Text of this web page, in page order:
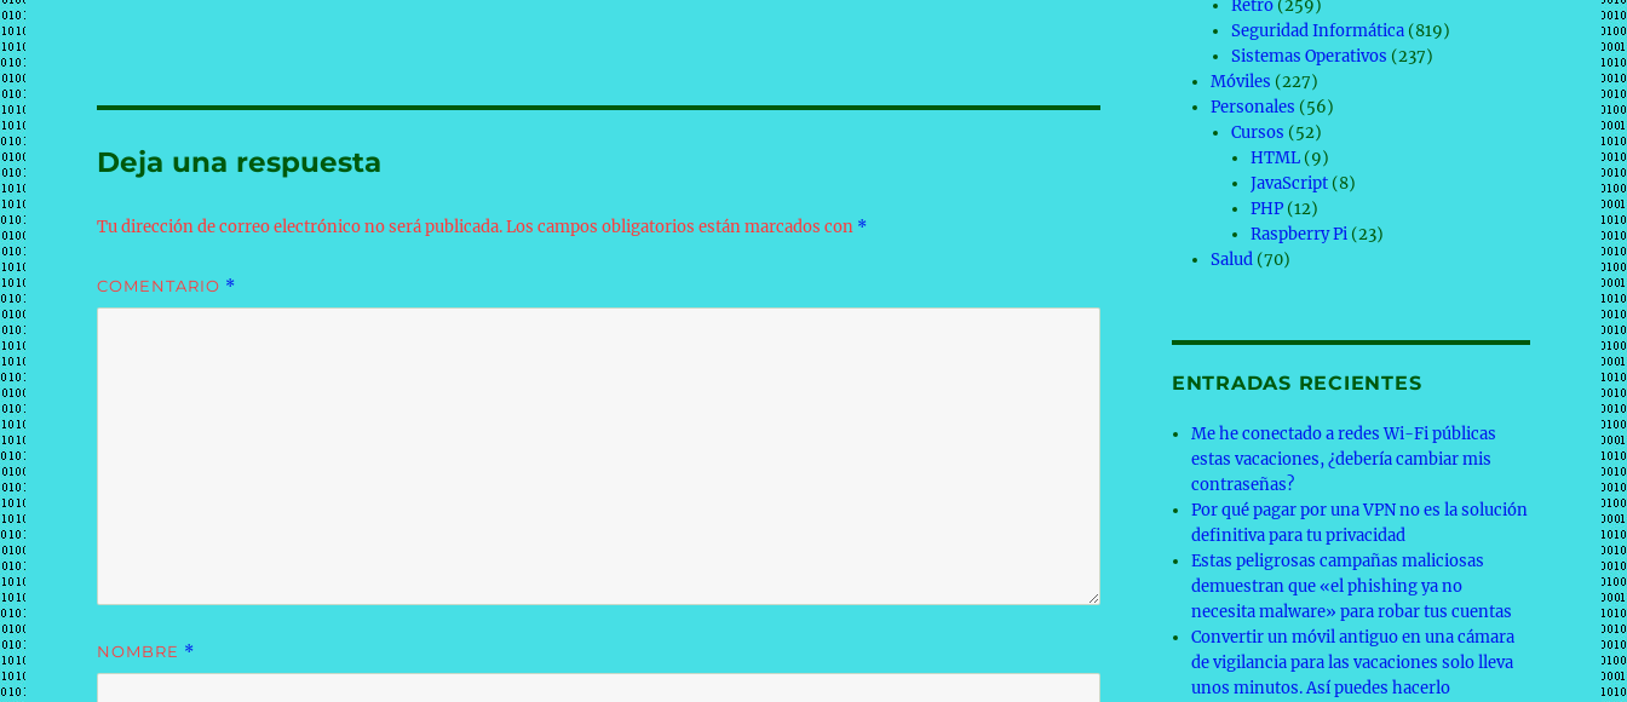
Deja una respuesta
Tu dirección de correo electrónico no será publicada.Los campos obligatorios están marcados con *
COMENTARIO *
NOMBRE *
Retro(259)
Seguridad Informática(819)
Sistemas Operativos (237)
Móviles (227)
Personales (56)
Cursos (52)
HTML(9)
JavaScript(8)
PHP(12)
Raspberry Pi(23)
Salud (70)
ENTRADAS RECIENTES
Me he conectado a redes Wi-Fi públicas
estas vacaciones, ¿debería cambiar mis
contraseñas?
Por qué pagar por una VPN no es la solución
definitiva para tu privacidad
Estas peligrosas campañas maliciosas
demuestran que «el phishing ya no
necesita malware» para robar tus cuentas
Convertir un móvil antiguo en una cámara
de vigilancia para las vacaciones solo lleva
unos minutos. Así puedes hacerlo